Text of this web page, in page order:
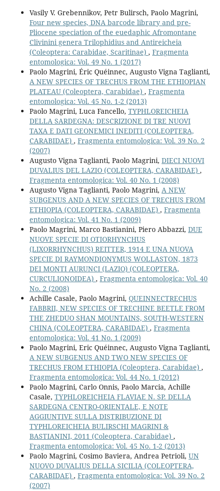
Vasily V. Grebennikov, Petr Bulirsch, Paolo Magrini,
Four new species, DNA barcode library and pre-
Pliocene speciation of the euedaphic Afromontane
Clivinini genera Trilophidius and Antireicheia
(Coleoptera: Carabidae, Scaritinae) , Fragmenta
entomologica: Vol. 49 No. 1 (2017)
Paolo Magrini, Éric Quéinnec, Augusto Vigna Taglianti,
A NEW SPECIES OF TRECHUS FROM THE ETHIOPIAN
PLATEAU (Coleoptera, Carabidae) , Fragmenta
entomologica: Vol. 45 No. 1-2 (2013)
Paolo Magrini, Luca Fancello, TYPHLOREICHEIA
DELLA SARDEGNA: DESCRIZIONE DI TRE NUOVI
TAXA E DATI GEONEMICI INEDITI (COLEOPTERA,
CARABIDAE) , Fragmenta entomologica: Vol. 39 No. 2
(2007)
Augusto Vigna Taglianti, Paolo Magrini, DIECI NUOVI
DUVALIUS DEL LAZIO (COLEOPTERA, CARABIDAE) ,
Fragmenta entomologica: Vol. 40 No. 1 (2008)
Augusto Vigna Taglianti, Paolo Magrini, A NEW
SUBGENUS AND A NEW SPECIES OF TRECHUS FROM
ETHIOPIA (COLEOPTERA, CARABIDAE) , Fragmenta
entomologica: Vol. 41 No. 1 (2009)
Paolo Magrini, Marco Bastianini, Piero Abbazzi, DUE
NUOVE SPECIE DI OTIORHYNCHUS
(LIXORRHYNCHUS) REITTER, 1914 E UNA NUOVA
SPECIE DI RAYMONDIONYMUS WOLLASTON, 1873
DEI MONTI AURUNCI (LAZIO) (COLEOPTERA,
CURCULIONOIDEA) , Fragmenta entomologica: Vol. 40
No. 2 (2008)
Achille Casale, Paolo Magrini, QUEINNECTRECHUS
FABBRII, NEW SPECIES OF TRECHINE BEETLE FROM
THE ZHEDUO SHAN MOUNTAINS, SOUTH-WESTERN
CHINA (COLEOPTERA, CARABIDAE) , Fragmenta
entomologica: Vol. 41 No. 1 (2009)
Paolo Magrini, Eric Quéinnec, Augusto Vigna Taglianti,
A NEW SUBGENUS AND TWO NEW SPECIES OF
TRECHUS FROM ETHIOPIA (Coleoptera, Carabidae) ,
Fragmenta entomologica: Vol. 44 No. 1 (2012)
Paolo Magrini, Carlo Onnis, Paolo Marcia, Achille
Casale, TYPHLOREICHEIA FLAVIAE N. SP. DELLA
SARDEGNA CENTRO-ORIENTALE, E NOTE
AGGIUNTIVE SULLA DISTRIBUZIONE DI
TYPHLOREICHEIA BULIRSCHI MAGRINI &
BASTIANINI, 2011 (Coleoptera, Carabidae) ,
Fragmenta entomologica: Vol. 45 No. 1-2 (2013)
Paolo Magrini, Cosimo Baviera, Andrea Petrioli, UN
NUOVO DUVALIUS DELLA SICILIA (COLEOPTERA,
CARABIDAE) , Fragmenta entomologica: Vol. 39 No. 2
(2007)